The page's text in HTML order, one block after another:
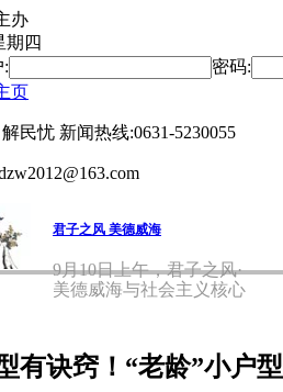
办
期四
:
密码:
页
民忧 新闻热线:0631-5230055
君子之风 美德威海
9月10日上午，君子之风·
美德威海与社会主义核心
有诀窍！“老龄”小户